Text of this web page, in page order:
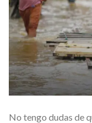
No tengo dudas de